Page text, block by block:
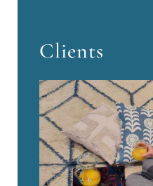
Clients